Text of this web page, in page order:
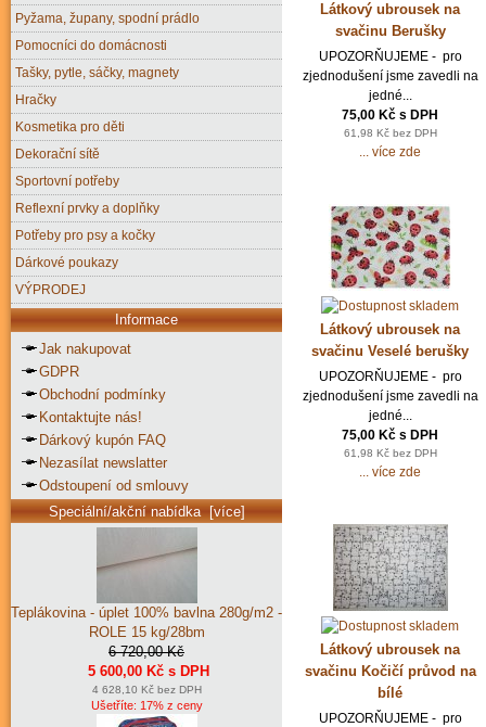
Látkový ubrousek na
svačinu Berušky
UPOZORŇUJEME - pro
zjednodušení jsme zavedli na
jedné...
75,00 Kč s DPH
61,98 Kč bez DPH
... více zde
Látkový ubrousek na
svačinu Veselé berušky
UPOZORŇUJEME - pro
zjednodušení jsme zavedli na
jedné...
75,00 Kč s DPH
61,98 Kč bez DPH
... více zde
Látkový ubrousek na
svačinu Kočičí průvod na
bílé
UPOZORŇUJEME - pro
Pyžama, župany, spodní prádlo
Pomocníci do domácnosti
Tašky, pytle, sáčky, magnety
Hračky
Kosmetika pro děti
Dekorační sítě
Sportovní potřeby
Reflexní prvky a doplňky
Potřeby pro psy a kočky
Dárkové poukazy
VÝPRODEJ
Informace
Jak nakupovat
GDPR
Obchodní podmínky
Kontaktujte nás!
Dárkový kupón FAQ
Nezasílat newslatter
Odstoupení od smlouvy
Speciální/akční nabídka [více]
Teplákovina - úplet 100% bavlna 280g/m2 -
ROLE 15 kg/28bm
6 720,00 Kč
5 600,00 Kč s DPH
4 628,10 Kč bez DPH
Ušetříte: 17% z ceny